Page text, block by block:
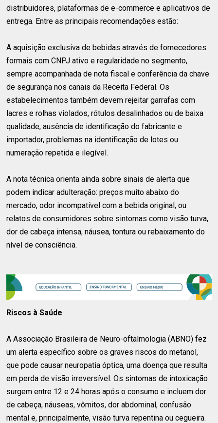
distribuidores, plataformas de e-commerce e aplicativos de
entrega. Entre as principais recomendações estão:
A aquisição exclusiva de bebidas através de fornecedores
formais com CNPJ ativo e regularidade no segmento,
sempre acompanhada de nota fiscal e conferência da chave
de segurança nos canais da Receita Federal. Os
estabelecimentos também devem rejeitar garrafas com
lacres e rolhas violados, rótulos desalinhados ou de baixa
qualidade, ausência de identificação do fabricante e
importador, problemas na identificação de lotes ou
numeração repetida e ilegível.
A nota técnica orienta ainda sobre sinais de alerta que
podem indicar adulteração: preços muito abaixo do
mercado, odor incompatível com a bebida original, ou
relatos de consumidores sobre sintomas como visão turva,
dor de cabeça intensa, náusea, tontura ou rebaixamento do
nível de consciência.
Riscos à Saúde
A Associação Brasileira de Neuro-oftalmologia (ABNO) fez
um alerta específico sobre os graves riscos do metanol,
que pode causar neuropatia óptica, uma doença que resulta
em perda de visão irreversível. Os sintomas de intoxicação
surgem entre 12 e 24 horas após o consumo e incluem dor
de cabeça, náuseas, vômitos, dor abdominal, confusão
mental e, principalmente, visão turva repentina ou cegueira.